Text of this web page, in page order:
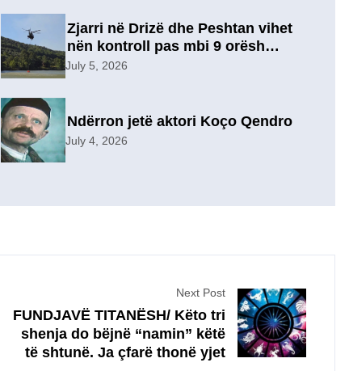
Zjarri në Drizë dhe Peshtan vihet
nën kontroll pas mbi 9 orësh
operacion, u evakuuan
July 5, 2026
Ndërron jetë aktori Koço Qendro
July 4, 2026
Next Post
FUNDJAVË TITANËSH/ Këto tri
shenja do bëjnë “namin” këtë
të shtunë. Ja çfarë thonë yjet